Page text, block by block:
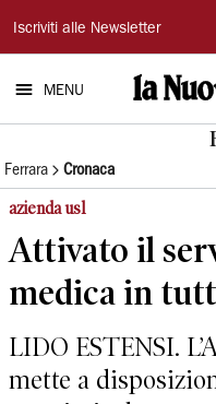
La
Nuova
Ferrara
Iscriviti alle Newsletter
MENU
Ferrara Cronaca
azienda usl
Attivato il
medica in
LIDO ESTENSI.
mette a